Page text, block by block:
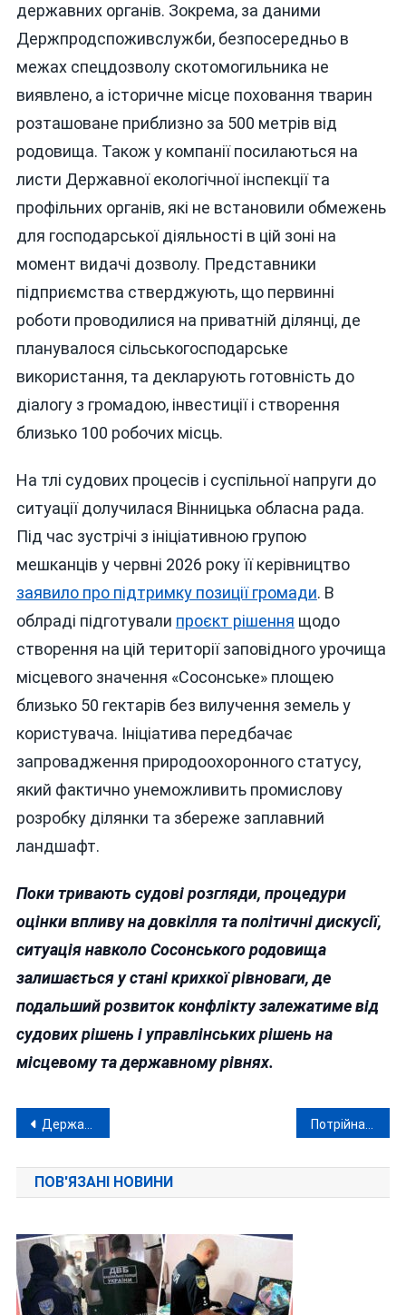
державних органів. Зокрема, за даними
Держпродспоживслужби, безпосередньо в
межах спецдозволу скотомогильника не
виявлено, а історичне місце поховання тварин
розташоване приблизно за 500 метрів від
родовища. Також у компанії посилаються на
листи Державної екологічної інспекції та
профільних органів, які не встановили обмежень
для господарської діяльності в цій зоні на
момент видачі дозволу. Представники
підприємства стверджують, що первинні
роботи проводилися на приватній ділянці, де
планувалося сільськогосподарське
використання, та декларують готовність до
діалогу з громадою, інвестиції і створення
близько 100 робочих місць.
На тлі судових процесів і суспільної напруги до
ситуації долучилася Вінницька обласна рада.
Під час зустрічі з ініціативною групою
мешканців у червні 2026 року її керівництво
заявило про підтримку позиції громади. В
облраді підготували проєкт рішення щодо
створення на цій території заповідного урочища
місцевого значення «Сосонське» площею
близько 50 гектарів без вилучення земель у
користувача. Ініціатива передбачає
запровадження природоохоронного статусу,
який фактично унеможливить промислову
розробку ділянки та збереже заплавний
ландшафт.
Поки тривають судові розгляди, процедури
оцінки впливу на довкілля та політичні дискусії,
ситуація навколо Сосонського родовища
залишається у стані крихкої рівноваги, де
подальший розвиток конфлікту залежатиме від
судових рішень і управлінських рішень на
місцевому та державному рівнях.
Навігація
записів
Держаудитслужба на Вінниччині попередила проведення неконкурентних закупівель на понад 90 мільйонів Потрійна автотроща на Вінниччині: поблизу Комарова зіткнулися три автомобілі, є постраждалий
ПОВ'ЯЗАНІ НОВИНИ